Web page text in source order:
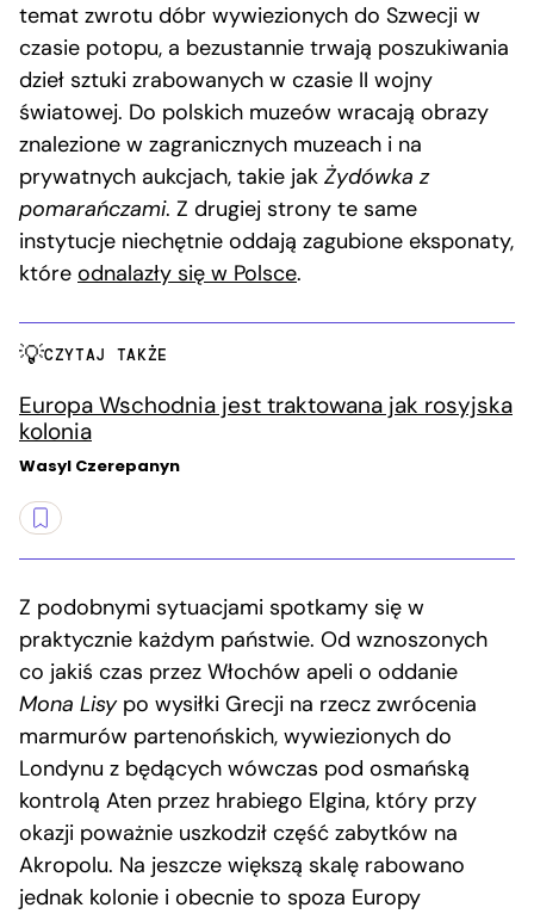
temat zwrotu dóbr wywiezionych do Szwecji w
czasie potopu, a bezustannie trwają poszukiwania
dzieł sztuki zrabowanych w czasie II wojny
światowej. Do polskich muzeów wracają obrazy
znalezione w zagranicznych muzeach i na
prywatnych aukcjach, takie jak Żydówka z
pomarańczami. Z drugiej strony te same
instytucje niechętnie oddają zagubione eksponaty,
które odnalazły się w Polsce.
CZYTAJ TAKŻE
Europa Wschodnia jest traktowana jak rosyjska
kolonia
Wasyl Czerepanyn
Z podobnymi sytuacjami spotkamy się w
praktycznie każdym państwie. Od wznoszonych
co jakiś czas przez Włochów apeli o oddanie
Mona Lisy po wysiłki Grecji na rzecz zwrócenia
marmurów partenońskich, wywiezionych do
Londynu z będących wówczas pod osmańską
kontrolą Aten przez hrabiego Elgina, który przy
okazji poważnie uszkodził część zabytków na
Akropolu. Na jeszcze większą skalę rabowano
jednak kolonie i obecnie to spoza Europy